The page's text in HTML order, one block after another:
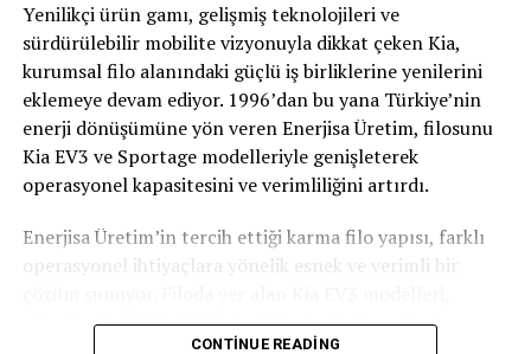
Ankara Sincan’daki Başkent OSB’nin 3. Etabında
gerçekleştirilecek yatırım, Battery Cell International
Batarya Üretim Sanayi ve Tedarik Ltd. Şti tarafından
yapılacak. Toplam 532 bin metrekarelik taban alanda
gerçekleştirilecek yatırımın 392 bin 600 metrekaresi
üretim alanı, 41 bin metrekaresi ise yardımcı alanlardan
yığını üretilecek. Bu üretimle tesiste 45 GWh kapasiteli
sonuçlandı. Bunun ardından yatırımın yapılacağı
Yenilikçi ürün gamı, gelişmiş teknolojileri ve
sürdürülebilir mobilite vizyonuyla dikkat çeken Kia,
kurumsal filo alanındaki güçlü iş birliklerine yenilerini
eklemeye devam ediyor. 1996’dan bu yana Türkiye’nin
enerji dönüşümüne yön veren Enerjisa Üretim, filosunu
Kia EV3 ve Sportage modelleriyle genişleterek
operasyonel kapasitesini ve verimliliğini artırdı.
Enerjisa Üretim’in tercih ettiği karma filo yapısı, farklı
operasyonel ihtiyaçlara yönelik esnek ve verimli bir
şirketin sürdürülebilirlik hedeflerine katkı sağlarken;
CONTINUE READING